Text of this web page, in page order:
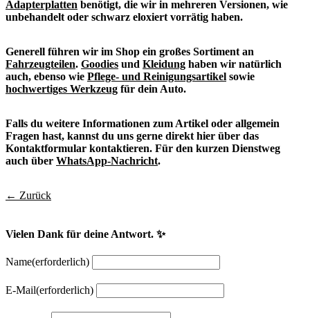
Adapterplatten benötigt, die wir in mehreren Versionen, wie
unbehandelt oder schwarz eloxiert vorrätig haben.
Generell führen wir im Shop ein großes Sortiment an
Fahrzeugteilen. Goodies und Kleidung haben wir natürlich
auch, ebenso wie Pflege- und Reinigungsartikel sowie
hochwertiges Werkzeug für dein Auto.
Falls du weitere Informationen zum Artikel oder allgemein
Fragen hast, kannst du uns gerne direkt hier über das
Kontaktformular kontaktieren. Für den kurzen Dienstweg
auch über WhatsApp-Nachricht.
← Zurück
Vielen Dank für deine Antwort. ✨
Name(erforderlich)
E-Mail(erforderlich)